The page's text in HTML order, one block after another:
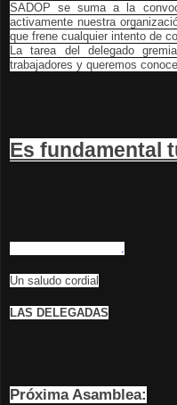
SADOP se suma a la
activamente nuestra
que frene cualquier intento de
La tarea del delegado
trabajadores y queremos
Es fundamental
.
Un saludo cordial
LAS DELEGADAS
Próxima Asamblea: